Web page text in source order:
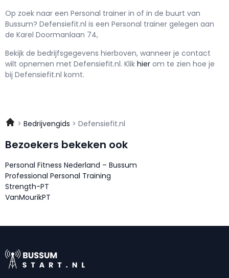
Op zoek naar een Personal trainer in of in de buurt van
Bussum? Defensiefit.nl is een Personal trainer gelegen aan
de Karel Doormanlaan 74,
Bekijk de bedrijfsgegevens hierboven, wanneer je contact
wilt opnemen met Defensiefit.nl. Klik hier om te zien hoe je
bij Defensiefit.nl komt.
Bedrijvengids Defensiefit.nl
Bezoekers bekeken ook
Personal Fitness Nederland – Bussum
Professional Personal Training
Strength-PT
VanMourikPT